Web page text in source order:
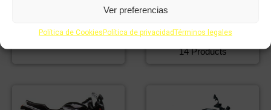
Ver preferencias
Política de CookiesPolítica de privacidadTérminos legales
Suzuki GSR 750cc 2016
Suzuki Gsx 125r
14 Products